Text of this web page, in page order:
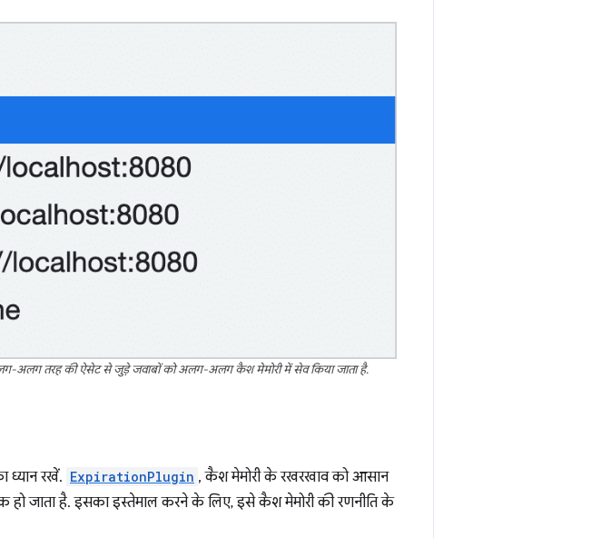
अलग तरह की ऐसेट से जुड़े जवाबों को अलग-अलग कैश मेमोरी में सेव किया जाता है.
ध्यान रखें. ExpirationPlugin , कैश मेमोरी के रखरखाव को आसान
हो जाता है. इसका इस्तेमाल करने के लिए, इसे कैश मेमोरी की रणनीति के